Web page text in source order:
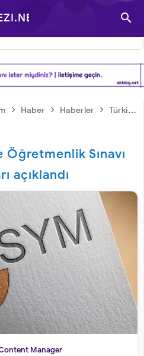

› Haber › Haberler › Türkiye
Öğretmenlik Sınavı
açıklandı
Manager